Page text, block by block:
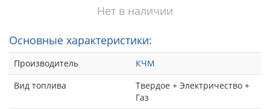
Нет в наличии
Основные характеристики:
Производитель
КЧМ
Вид топлива
Твердое + Электричество +
Газ